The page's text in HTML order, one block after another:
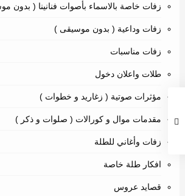
زفات خاصة بالاسماء بأصوات فنانينا ( بدون
زفات وداعية ( بدون موسيقى )
زفات مناسبات
طلات واعلان دخول
مؤثرات صوتية ( زغاريد و خطوات )
مقدمات موال و كورالات ( صلوات و ذكر )
زفات وأغاني للطلة
افكار طلة خاصة
قصايد عروس